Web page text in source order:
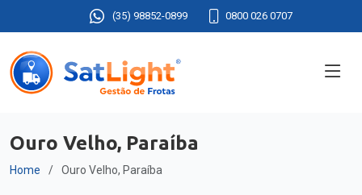
(35) 98852-0899 0800 026 0707
Ouro Velho, Paraíba
Home Ouro Velho, Paraíba